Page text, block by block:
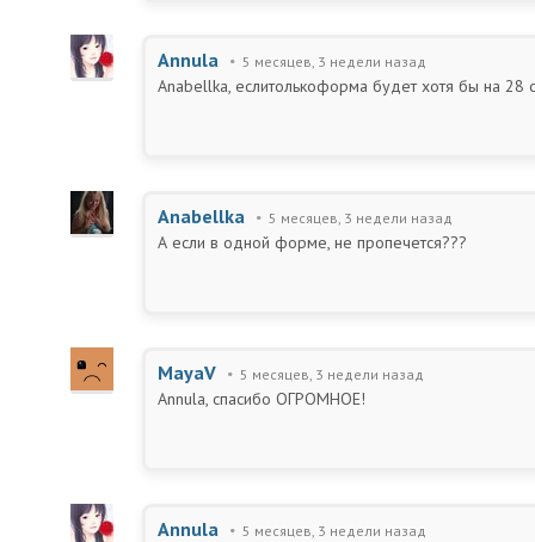
Annula 5 месяцев, 3 недели назад
Anabellka, еслитолькоформа будет хотя бы на
Anabellka 5 месяцев, 3 недели назад
А если в одной форме, не пропечется???
MayaV 5 месяцев, 3 недели назад
Annula, спасибо ОГРОМНОЕ!
Annula 5 месяцев, 3 недели назад